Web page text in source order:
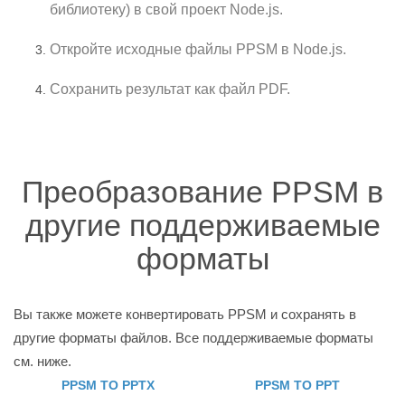
библиотеку) в свой проект Node.js.
Откройте исходные файлы PPSM в Node.js.
Сохранить результат как файл PDF.
Преобразование PPSM в
другие поддерживаемые
форматы
Вы также можете конвертировать PPSM и сохранять в
другие форматы файлов. Все поддерживаемые форматы
см. ниже.
PPSM TO PPTX PPSM TO PPT